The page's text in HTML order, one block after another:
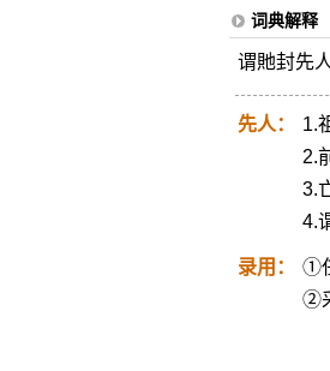
词典解释
谓貤封先
先人：
1.
2.
3.
4.
录用：
①
②